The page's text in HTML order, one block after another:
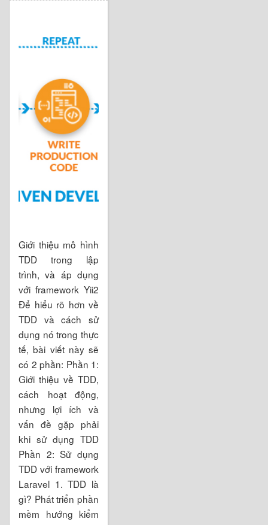
Giới thiệu mô hình
TDD trong lập
trình, và áp dụng
với framework Yii2
Để hiểu rõ hơn về
TDD và cách sử
dụng nó trong thực
tế, bài viết này sẽ
có 2 phần: Phần 1:
Giới thiệu về TDD,
cách hoạt động,
nhưng lợi ích và
vấn đề gặp phải
khi sử dụng TDD
Phần 2: Sử dụng
TDD với framework
Laravel 1. TDD là
gì? Phát triển phần
mềm hướng kiểm